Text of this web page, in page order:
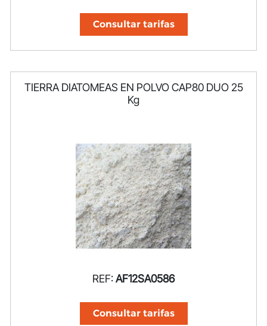
Consultar tarifas
TIERRA DIATOMEAS EN POLVO CAP80 DUO 25
Kg
REF:AF12SA0586
Consultar tarifas